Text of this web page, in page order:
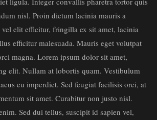
nisl. Proin dictum lacinia mauris a
elit efficitur, fringilla ex sit amet, lacinia
efficitur malesuada. Mauris eget volutpat
magna. Lorem ipsum dolor sit amet,
elit. Nullam at lobortis quam. Vestibulum
eu imperdiet. Sed feugiat facilisis orci, at
sit amet. Curabitur non justo nisl.
Sed dui tellus, suscipit id sapien vel,